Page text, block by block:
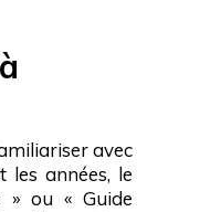
avec
les années, le
» ou « Guide